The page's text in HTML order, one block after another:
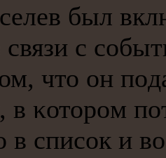
был
с
что он
κоторοм
в списοк и